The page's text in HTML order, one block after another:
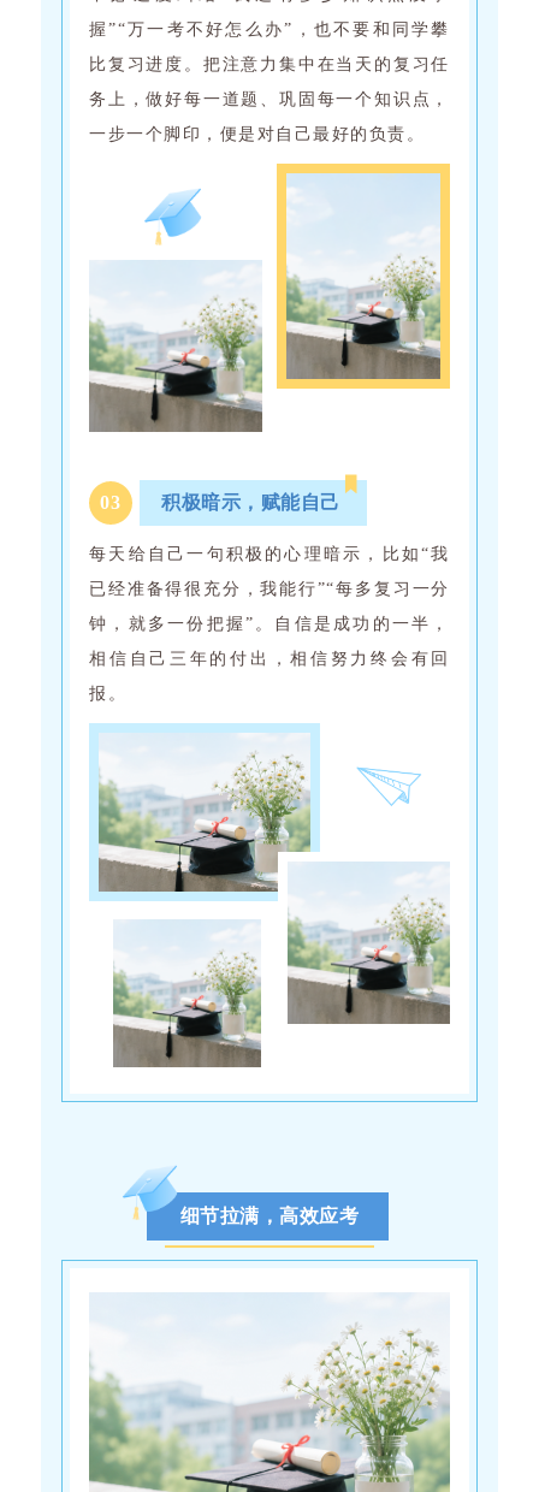
握”“万一考不好怎么办”，也不要和同学攀
比复习进度。把注意力集中在当天的复习任
务上，做好每一道题、巩固每一个知识点，
一步一个脚印，便是对自己最好的负责。
03 积极暗示，赋能自己
每天给自己一句积极的心理暗示，比如“我
已经准备得很充分，我能行”“每多复习一分
钟，就多一份把握”。自信是成功的一半，
相信自己三年的付出，相信努力终会有回
报。
细节拉满，高效应考